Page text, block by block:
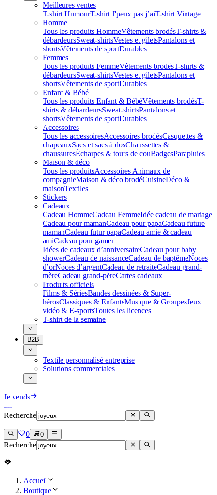
Meilleures ventes
T-shirt HumourT-shirt J'peux pas j’aiT-shirt Vintage
Homme
Tous les produits HommeVêtements brodésT-shirts &
débardeursSweat-shirtsVestes et giletsPantalons et
shortsVêtements de sportDurables
Femmes
Tous les produits FemmeVêtements brodésT-shirts &
débardeursSweat-shirtsVestes et giletsPantalons et
shortsVêtements de sportDurables
Enfant & Bébé
Tous les produits Enfant & BébéVêtements brodésT-
shirts & débardeursSweat-shirtsPantalons et
shortsVêtements de sportDurables
Accessoires
Tous les accessoiresAccessoires brodésCasquettes &
chapeauxSacs et sacs à dosChaussettes &
chaussuresÉcharpes & tours de couBadgesParapluies
Maison & déco
Tous les produitsAccessoires Animaux de
compagnieMaison & déco brodéCuisineDéco &
maisonTextiles
Stickers
Cadeaux
Cadeau HommeCadeau FemmeIdée cadeau de mariage​
Cadeau pour mamanCadeau pour papaCadeau future
mamanCadeau futur papaCadeau amie & cadeau
amiCadeau pour gamer
Idées de cadeaux d’anniversaireCadeau pour baby
showerCadeau de naissanceCadeau de baptêmeNoces
d’orNoces d’argentCadeau de retraiteCadeau grand-
mèreCadeau grand-pèreCartes cadeaux
Produits officiels
Films & SériesBandes dessinées & Super-
hérosClassiques & EnfantsMusique & GroupesJeux
vidéo & E-sportsToutes les licences
T-shirt de la semaine
B2B
Textile personnalisé entreprise
Solutions commerciales
Je vends
Recherche
0 0
Recherche
Accueil
Boutique